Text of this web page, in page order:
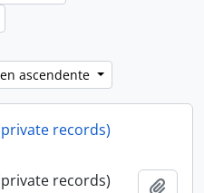
ascendente
records)
records)